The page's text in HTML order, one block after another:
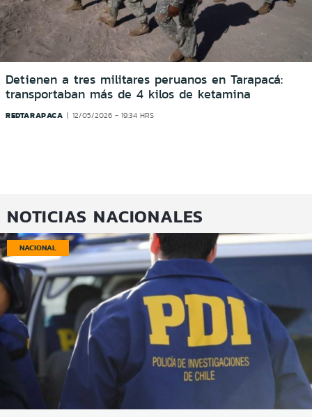
Detienen a tres militares peruanos en Tarapacá:
transportaban más de 4 kilos de ketamina
REDTARAPACA 12/05/2026 - 19:34 HRS
NOTICIAS NACIONALES
NACIONAL